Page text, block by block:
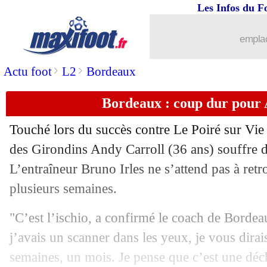
Actu foot> L2 > Bordeaux
Les Infos du
Bordeaux : coup dur
Touché lors du succès contre Le Poiré sur
des Girondins Andy Carroll (36 ans) souffre
L’entraîneur Bruno Irles ne s’attend pas à
plusieurs semaines.
"C’est l’ischio, a confirmé le coach de
j’avais un scanner dans les yeux, je vous
semaines, un mois. Je pense que c’est une
: Chirivella a vu de la passivité
19/01 Ang.: Nottingham Forest revient sur
19/01 Ang.: Everton s'offre Tottenham
: Manchester United chute
19/01 L1: St Etienne 1-1 Nantes (fini)
19/01 L1: Reims-Le Havre, les compos
19/01 VIDEO: Iliman Ndiaye droit au but !